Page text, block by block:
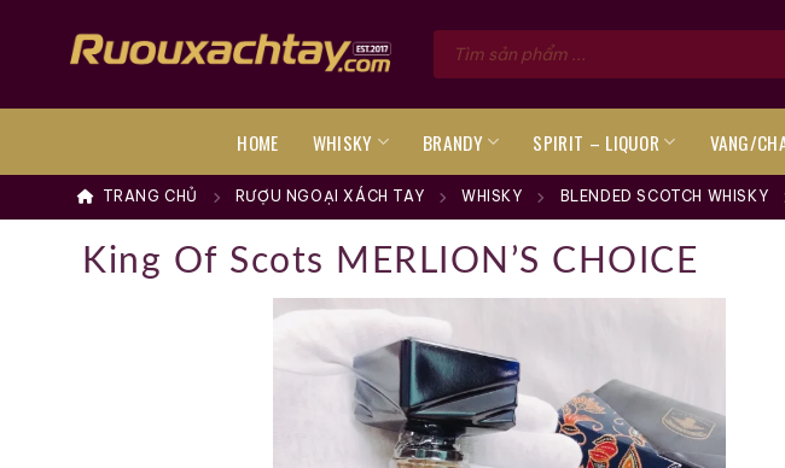
Tìm
kiếm
HOME WHISKY BRANDY SPIRIT – LIQUOR VANG/
TRANG CHỦ RƯỢU NGOẠI XÁCH TAY WHISKY BLENDED SCOTCH WHISKY
King Of Scots MERLION’S CHOICE